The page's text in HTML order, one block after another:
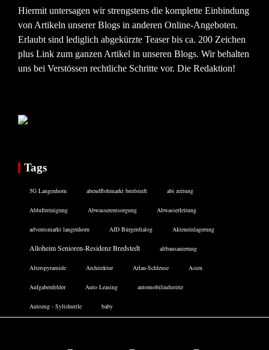
Hiermit untersagen wir strengstens die komplette Einbindung
von Artikeln unserer Blogs in anderen Online-Angeboten.
Erlaubt sind lediglich abgekürzte Teaser bis ca. 200 Zeichen
plus Link zum ganzen Artikel in unseren Blogs. Wir behalten
uns bei Verstössen rechtliche Schritte vor. Die Redaktion!
Tags
5G Langenhorn abendflohmarkt bredstedt abi zeitung
Abluftreinigung Abwasserentsorgung Abwasserleitung
adventsmarkt langenhorn AfD Bürgerdialog Akteneinlagerung
Alloheim Senioren-Residenz Bredstedt altbausanierung
Alterspyramide Architektur Arlau-Schleuse Asien
Aufgabenfelder Auto Leasing automobilindustrie
Autozug - Syltshuttle baby